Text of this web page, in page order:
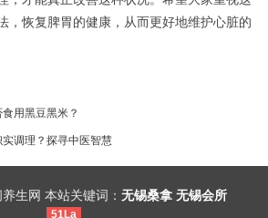
，恢复脾胃的健康，从而更好地维护心脏的
用黑豆黑米？
调理？探寻中医智慧
生网 本站关键词： 无锡桑拿 无锡会所
51La